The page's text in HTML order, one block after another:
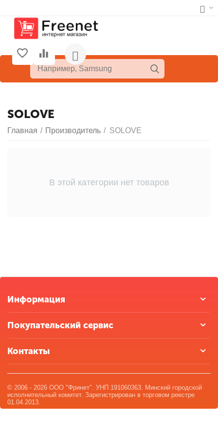
SOLOVE
Главная / Производитель / SOLOVE
В этой категории нет товаров
Информация
Покупательский сервис
Контакты
© 2006 - 2026 ООО "Фринет". УНП 191060363. Минский городской
исполнительный комитет. Зарегистрирован в торговом реестре
01.04.2013.